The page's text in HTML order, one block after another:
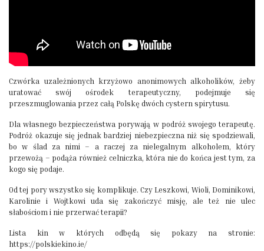
Czwórka uzależnionych krzyżowo anonimowych alkoholików, żeby
uratować swój ośrodek terapeutyczny, podejmuje się
przeszmuglowania przez całą Polskę dwóch cystern spirytusu.
Dla własnego bezpieczeństwa porywają w podróż swojego terapeutę.
Podróż okazuje się jednak bardziej niebezpieczna niż się spodziewali,
bo w ślad za nimi – a raczej za nielegalnym alkoholem, który
przewożą – podąża również celniczka, która nie do końca jest tym, za
kogo się podaje.
Od tej pory wszystko się komplikuje. Czy Leszkowi, Wioli, Dominikowi,
Karolinie i Wojtkowi uda się zakończyć misję, ale też nie ulec
słabościom i nie przerwać terapii?
Lista kin w których odbędą się pokazy na stronie:
https://polskiekino.ie/